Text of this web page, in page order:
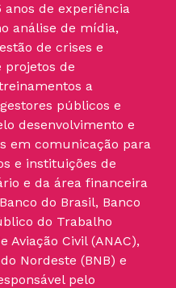
de experiência
análise de mídia,
de crises e
projetos de
a
públicos e
desenvolvimento e
em comunicação para
e instituições de
e da área financeira
do Brasil, Banco
do Trabalho
Aviação Civil (ANAC),
Nordeste (BNB) e
pelo